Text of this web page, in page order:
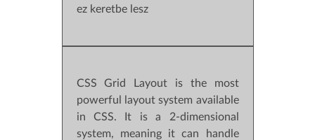
ez keretbe lesz
CSS Grid Layout is the most
powerful layout system available
in CSS. It is a 2-dimensional
system, meaning it can handle